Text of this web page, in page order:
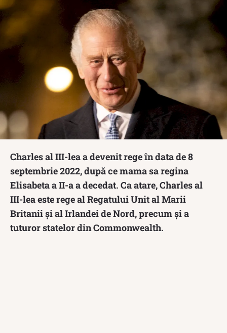
Charles al III-lea a devenit rege în data de 8
septembrie 2022, după ce mama sa regina
Elisabeta a II-a a decedat. Ca atare, Charles al
III-lea este rege al Regatului Unit al Marii
Britanii și al Irlandei de Nord, precum și a
tuturor statelor din Commonwealth.